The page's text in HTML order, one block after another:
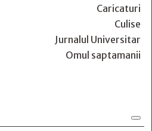
Caricaturi
Culise
Jurnalul Universitar
Omul saptamanii